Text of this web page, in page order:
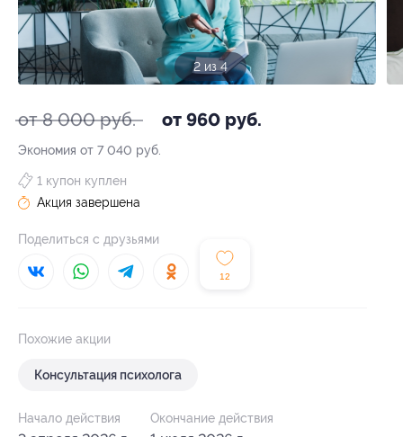
2 из 4
от 8 000 руб. от 960 руб.
Экономия от 7 040 руб.
12
1 купон куплен
Акция завершена
Поделиться с друзьями
Похожие акции
Консультация психолога
Начало действия Окончание действия